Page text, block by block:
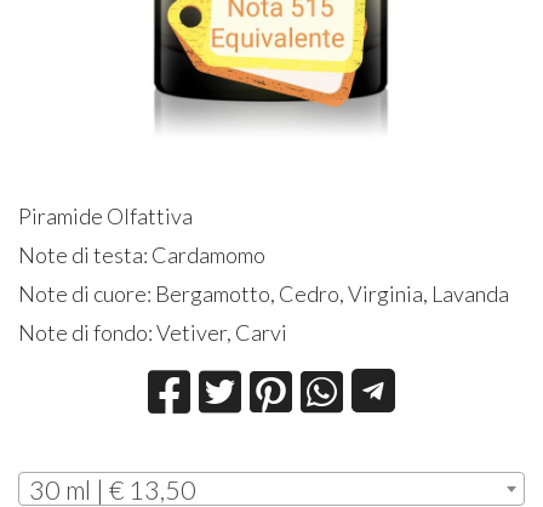
Piramide Olfattiva
Note di testa: Cardamomo
Note di cuore: Bergamotto, Cedro, Virginia, Lavanda
Note di fondo: Vetiver, Carvi
30 ml | € 13,50